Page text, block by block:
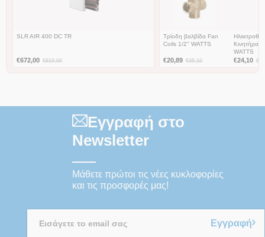
SLR AIR 400 DC TR
€672,00 €819,00
Τρίοδη βαλβίδα Fan
Coils 1/2'' WATTS
€20,89 €35,10
Κινητήρας
WATTS
€24,10 €
Εγγραφή στο
Newsletter
Μάθετε πρώτοι τις νέες κυκλοφορίες
και τις προσφορές μας!
Εγγραφή